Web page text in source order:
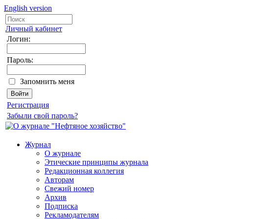
English version
Личный кабинет
Логин:
Пароль:
Запомнить меня
Регистрация
Забыли свой пароль?
Журнал
О журнале
Этические принципы журнала
Редакционная коллегия
Авторам
Свежий номер
Архив
Подписка
Рекламодателям